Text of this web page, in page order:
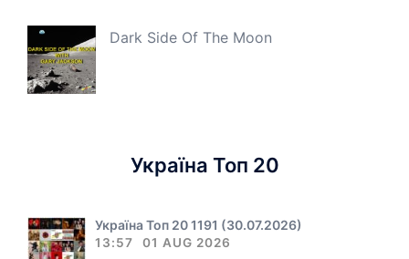
Dark Side Of The Moon
Україна Топ 20
Україна Топ 20 1191 (30.07.2026)
13:57 01 AUG 2026